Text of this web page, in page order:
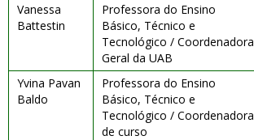
Vanessa
Battestin
Professora do Ensino
Básico, Técnico e
Tecnológico / Coordenadora
Geral da UAB
Yvina Pavan
Baldo
Professora do Ensino
Básico, Técnico e
Tecnológico / Coordenadora
de curso